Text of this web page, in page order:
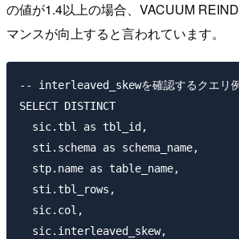
の値が1.4以上の場合、VACUUM
マンスが向上すると言われています。
-- interleaved_skewを確認するクエリ例
SELECT DISTINCT
  sic.tbl as tbl_id,
  sti.schema as schema_name,
  stp.name as table_name,
  sti.tbl_rows,
  sic.col,
  sic.interleaved_skew,